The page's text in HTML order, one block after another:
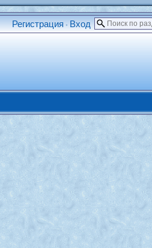
Регистрация • Вход